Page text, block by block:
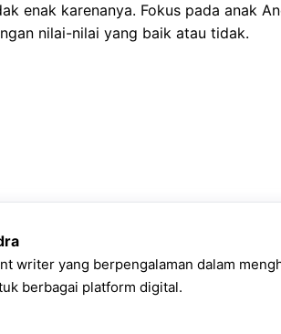
enak karenanya. Fokus pada anak
nilai-nilai yang baik atau tidak.
writer yang berpengalaman dalam
berbagai platform digital.